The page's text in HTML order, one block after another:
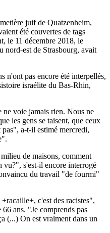
juif de Quatzenheim,
été couvertes de tags
le 11 décembre 2018, le
nord-est de Strasbourg, avait
n'ont pas encore été interpellés,
israélite du Bas-Rhin,
ne voie jamais rien. Nous ne
les gens se taisent, que ceux
a-t-il estimé mercredi,
de maisons, comment
vu?", s'est-il encore interrogé
du travail "de fourmi"
c'est des racistes",
ans. "Je comprends pas
(...) On est vraiment dans un